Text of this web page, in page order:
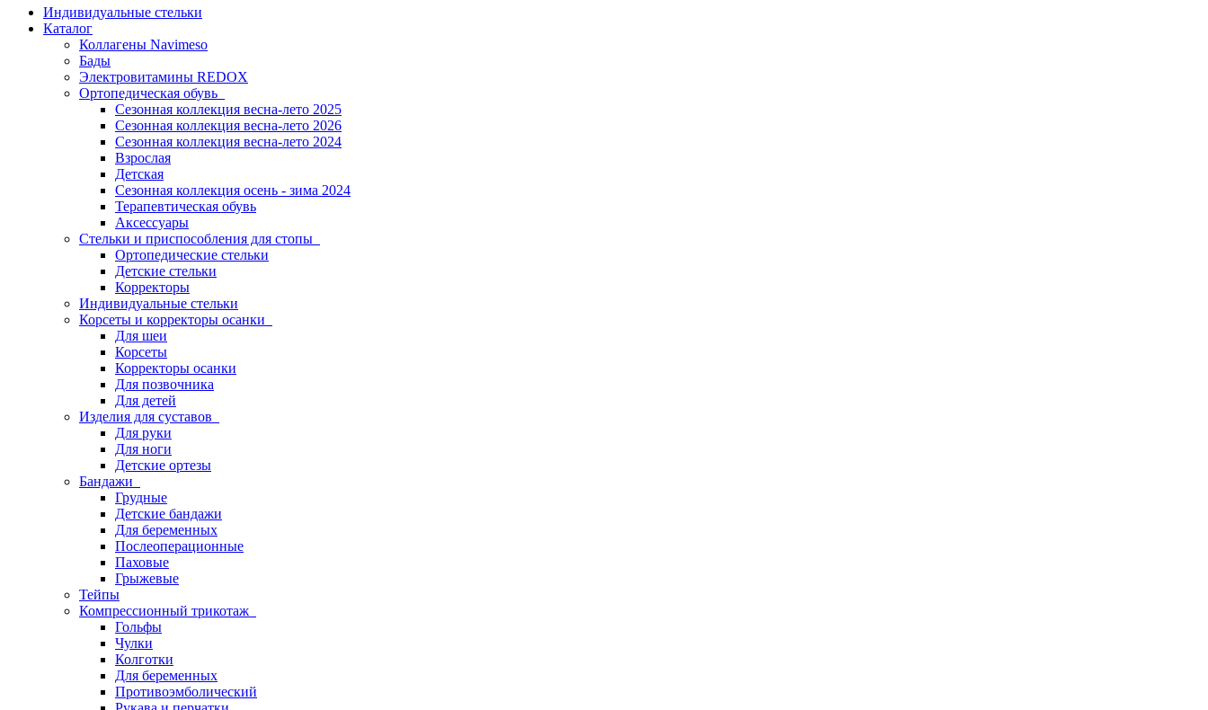
Индивидуальные стельки
Каталог
Коллагены Navimeso
Бады
Электровитамины REDOX
Ортопедическая обувь
Сезонная коллекция весна-лето 2025
Сезонная коллекция весна-лето 2026
Сезонная коллекция весна-лето 2024
Взрослая
Детская
Сезонная коллекция осень - зима 2024
Терапевтическая обувь
Аксессуары
Стельки и приспособления для стопы
Ортопедические стельки
Детские стельки
Корректоры
Индивидуальные стельки
Корсеты и корректоры осанки
Для шеи
Корсеты
Корректоры осанки
Для позвочника
Для детей
Изделия для суставов
Для руки
Для ноги
Детские ортезы
Бандажи
Грудные
Детские бандажи
Для беременных
Послеоперационные
Паховые
Грыжевые
Тейпы
Компрессионный трикотаж
Гольфы
Чулки
Колготки
Для беременных
Противоэмболический